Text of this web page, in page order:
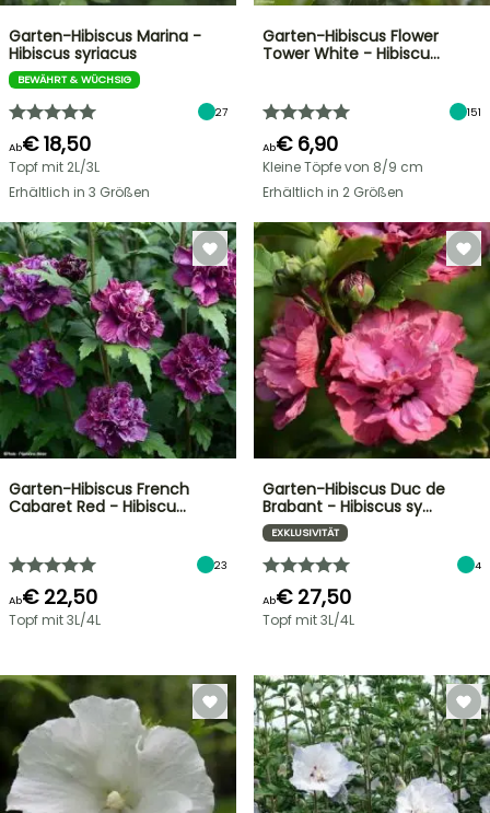
Garten-Hibiscus Marina -
Hibiscus syriacus
BEWÄHRT & WÜCHSIG
27
Ab€ 18,50
Topf mit 2L/3L
Erhältlich in 3 Größen
Garten-Hibiscus Flower
Tower White - Hibiscu…
151
Ab€ 6,90
Kleine Töpfe von 8/9 cm
Erhältlich in 2 Größen
Garten-Hibiscus French
Cabaret Red - Hibiscu…
23
Ab€ 22,50
Topf mit 3L/4L
Garten-Hibiscus Duc de
Brabant - Hibiscus sy…
EXKLUSIVITÄT
4
Ab€ 27,50
Topf mit 3L/4L